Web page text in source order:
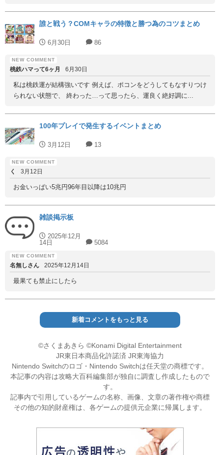
誰と戦う？COMキャラの特徴と勝つ為のコツまとめ
6月30日 86
桃鉄ハマって6ヶ月 6月30日
私は桃鉄運が結構強いです 例えば、ポコンをどうしてもなすりつけ
られない状態で、 終わった…って思ったら、運良く絶好調に...
100年プレイで発生するイベントまとめ
3月12日 13
く 3月12日
お金いっぱい5兆円96年目以降は10兆円
雑談掲示板
2025年12月
14日
5084
名無しさん 2025年12月14日
最果ても禁止にしたら
新着コメントをもっと見る
©さくまあきら ©Konami Digital Entertainment
JR東日本商品化許諾済 JR東海協力
Nintendo Switchのロゴ・Nintendo Switchは任天堂の商標です。
本記事の内容は攻略大百科編集部が独自に調査し作成したもので
す。
記事内で引用しているゲームの名称、画像、文章の著作権や商標
その他の知的財産権は、各ゲームの提供元企業に帰属します。